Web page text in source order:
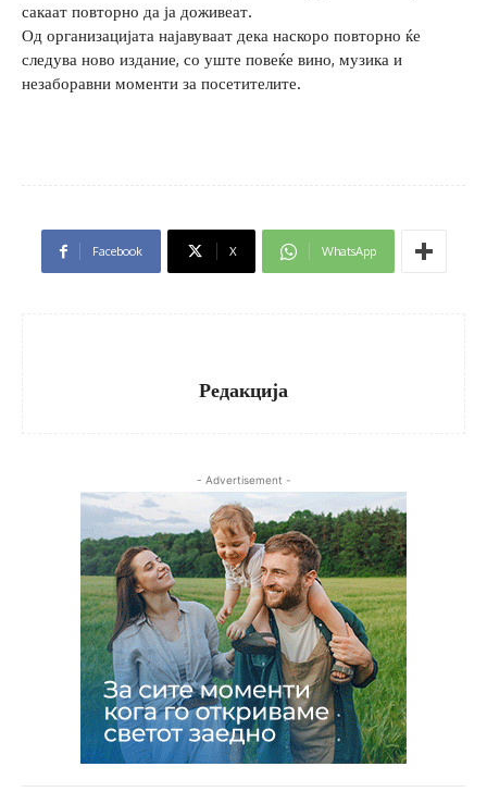
сакаат повторно да ја доживеат.
Од организацијата најавуваат дека наскоро повторно ќе
следува ново издание, со уште повеќе вино, музика и
незаборавни моменти за посетителите.
Facebook X WhatsApp
Редакција
- Advertisement -